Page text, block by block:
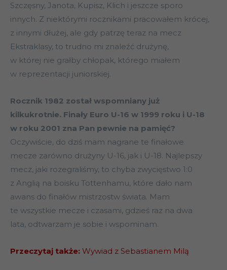
Szczęsny, Janota, Kupisz, Klich i jeszcze sporo
innych. Z niektórymi rocznikami pracowałem krócej,
z innymi dłużej, ale gdy patrzę teraz na mecz
Ekstraklasy, to trudno mi znaleźć drużynę,
w której nie grałby chłopak, którego miałem
w reprezentacji juniorskiej.
Rocznik 1982 został wspomniany już
kilkukrotnie. Finały Euro U-16 w 1999 roku i U-18
w roku 2001 zna Pan pewnie na pamięć?
Oczywiście, do dziś mam nagrane te finałowe
mecze zarówno drużyny U-16, jak i U-18. Najlepszy
mecz, jaki rozegraliśmy, to chyba zwycięstwo 1:0
z Anglią na boisku Tottenhamu, które dało nam
awans do finałów mistrzostw świata. Mam
te wszystkie mecze i czasami, gdzieś raz na dwa
lata, odtwarzam je sobie i wspominam.
Przeczytaj także: Wywiad z Sebastianem Milą